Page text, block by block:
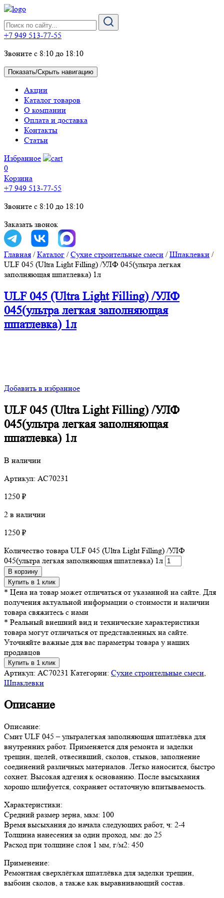
+7 949 513-77-55
Звоните с 8:10 до 18:10
Показать/Скрыть навигацию
Акции
Каталог товаров
О компании
Оплата и доставка
Контакты
Статьи
Избранное
0
Корзина
+7 949 513-77-55
Звоните с 8:10 до 18:10
Заказать звонок
Главная /Каталог /Сухие строительные смеси /Шпаклевки /
ULF 045 (Ultra Light Filling) /УЛФ 045(ультра легкая
заполняющая шпатлевка) 1л
ULF 045 (Ultra Light Filling) /УЛФ
045(ультра легкая заполняющая
шпатлевка) 1л
Добавить в избранное
ULF 045 (Ultra Light Filling) /УЛФ
045(ультра легкая заполняющая
шпатлевка) 1л
В наличии
Артикул: АС70231
1250 ₽
2 в наличии
1250 ₽
Количество товара ULF 045 (Ultra Light Filling) /УЛФ
045(ультра легкая заполняющая шпатлевка) 1л
В корзину
Купить в 1 клик
* Цена на товар может отличаться от указанной на сайте. Для
получения актуальной информации о стоимости и наличии
товара свяжитесь с нами
* Реальный внешний вид и технические характеристики
товара могут отличаться от представленных на сайте.
Уточняйте важные для вас параметры товара у наших
продавцов
Купить в 1 клик
Артикул: АС70231 Категории: Сухие строительные смеси
Шпаклевки
Описание
Описание:
Смит ULF 045 – ультралегкая заполняющая шпатлёвка для
внутренних работ. Применяется для ремонта и заделки
трещин, щелей, отвесивший, сколов, стыков, заполнение
соединений различных материалов. Легко наносится, быстро
сохнет. Высокая адгезия к основанию. После высыхания
хорошо шлифуется, сохраняет остаточную впитываемость.
Характеристики:
Средний размер зерна, мкм: 100
Время высыхания до начала следующих работ, ч: 2-4
Толщина нанесения за один проход, мм: до 25
Расход при толщине слоя 1 мм, г/м2: 450
Применение:
Ремонтная сверхлёгкая шпатлёвка для заделки трещин,
выбоин сколов, а также как выравнивающий состав.